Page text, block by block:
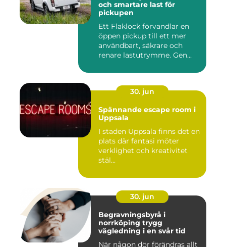
och smartare last för
pickupen
Ett Flaklock förvandlar en
öppen pickup till ett mer
användbart, säkrare och
renare lastutrymme. Gen...
30. jun
Spännande escape room i
Uppsala
I staden Uppsala finns det en
plats där fantasi möter
verklighet och kreativitet
stäl...
30. jun
Begravningsbyrå i
norrköping trygg
vägledning i en svår tid
När någon dör förändras allt